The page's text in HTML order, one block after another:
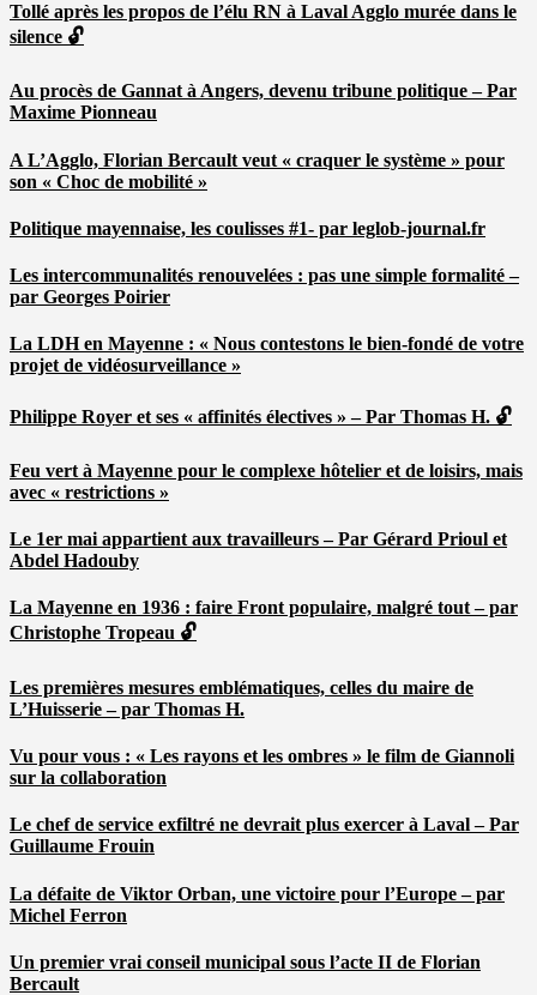
Tollé après les propos de l’élu RN à Laval Agglo murée dans le
silence 🔓
Au procès de Gannat à Angers, devenu tribune politique – Par
Maxime Pionneau
A L’Agglo, Florian Bercault veut « craquer le système » pour
son « Choc de mobilité »
Politique mayennaise, les coulisses #1- par leglob-journal.fr
Les intercommunalités renouvelées : pas une simple formalité –
par Georges Poirier
La LDH en Mayenne : « Nous contestons le bien-fondé de votre
projet de vidéosurveillance »
Philippe Royer et ses « affinités électives » – Par Thomas H. 🔓
Feu vert à Mayenne pour le complexe hôtelier et de loisirs, mais
avec « restrictions »
Le 1er mai appartient aux travailleurs – Par Gérard Prioul et
Abdel Hadouby
La Mayenne en 1936 : faire Front populaire, malgré tout – par
Christophe Tropeau 🔓
Les premières mesures emblématiques, celles du maire de
L’Huisserie – par Thomas H.
Vu pour vous : « Les rayons et les ombres » le film de Giannoli
sur la collaboration
Le chef de service exfiltré ne devrait plus exercer à Laval – Par
Guillaume Frouin
La défaite de Viktor Orban, une victoire pour l’Europe – par
Michel Ferron
Un premier vrai conseil municipal sous l’acte II de Florian
Bercault